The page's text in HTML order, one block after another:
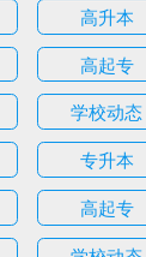
高升本
高起专
学校动态
专升本
高起专